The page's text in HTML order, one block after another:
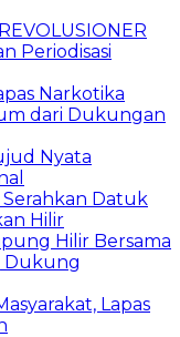
Periodisasi
Narkotika
dari Dukungan
Nyata
Serahkan Datuk
Hilir
Hilir Bersama
Dukung
Lapas